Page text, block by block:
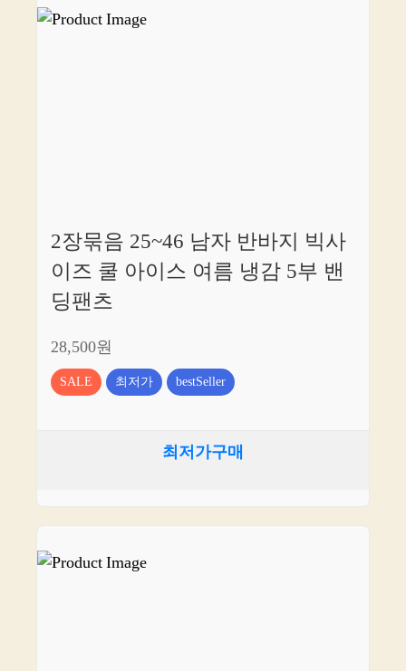
2장묶음 25~46 남자 반바지 빅사
이즈 쿨 아이스 여름 냉감 5부 밴
딩팬츠
28,500원
SALE 최저가 bestSeller
최저가구매